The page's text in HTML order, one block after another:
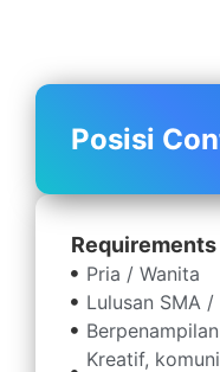
Sekarang!
Posisi
Requirements
Pria / Wanita
Lulusan SMA
Kreatif,